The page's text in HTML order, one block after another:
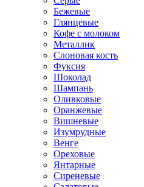
Бежевые
Глянцевые
Кофе с молоком
Металлик
Слоновая кость
Фуксия
Шоколад
Шампань
Оливковые
Оранжевые
Вишневые
Изумрудные
Венге
Ореховые
Янтарные
Сиреневые